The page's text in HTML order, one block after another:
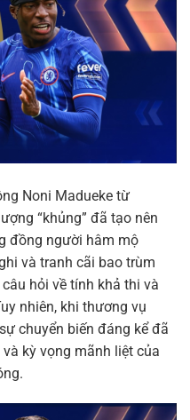
Noni Madueke từ
“khủng” đã tạo nên
đồng người hâm mộ
và tranh cãi bao trùm
hỏi về tính khả thi và
nhiên, khi thương vụ
chuyển biến đáng kể đã
kỳ vọng mãnh liệt của